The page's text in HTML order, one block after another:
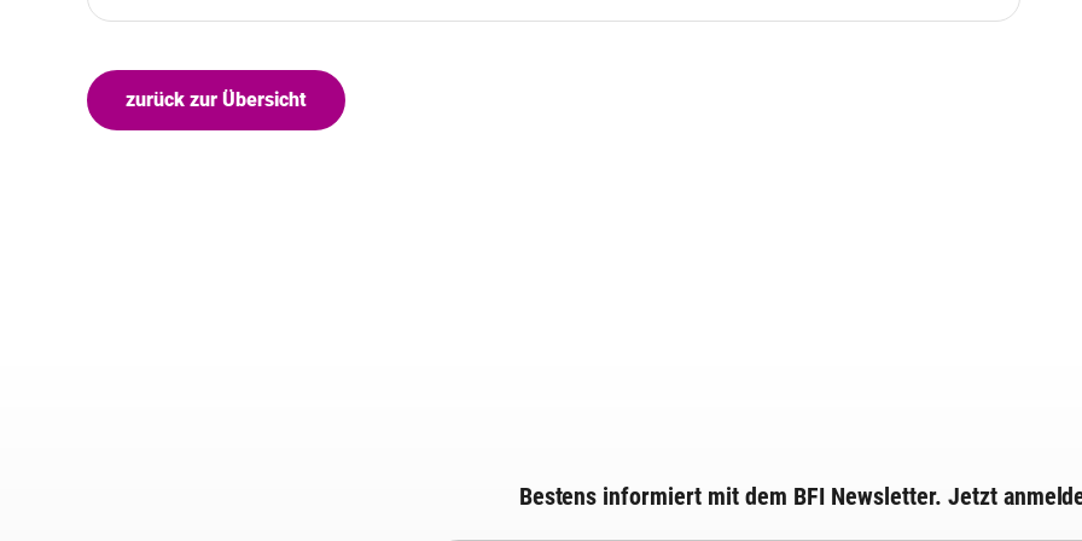
zurück zur Übersicht
Bestens informiert mit dem BFI Newsletter. Jetzt